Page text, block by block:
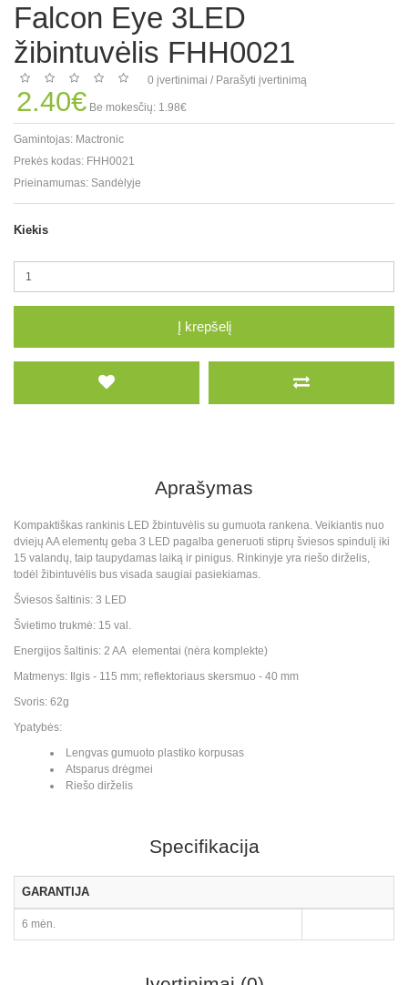
Falcon Eye 3LED
žibintuvėlis FHH0021
0 įvertinimai / Parašyti įvertinimą
2.40€ Be mokesčių: 1.98€
Gamintojas: Mactronic
Prekės kodas: FHH0021
Prieinamumas: Sandėlyje
Kiekis
Į krepšelį
Aprašymas
Kompaktiškas rankinis LED žbintuvėlis su gumuota rankena. Veikiantis nuo
dviejų AA elementų geba 3 LED pagalba generuoti stiprų šviesos spindulį iki
15 valandų, taip taupydamas laiką ir pinigus. Rinkinyje yra riešo dirželis,
todėl žibintuvėlis bus visada saugiai pasiekiamas.
Šviesos šaltinis: 3 LED
Švietimo trukmė: 15 val.
Energijos šaltinis: 2 AA elementai (nėra komplekte)
Matmenys: Ilgis - 115 mm; reflektoriaus skersmuo - 40 mm
Svoris: 62g
Ypatybės:
Lengvas gumuoto plastiko korpusas
Atsparus drėgmei
Riešo dirželis
Specifikacija
GARANTIJA
6 mėn.